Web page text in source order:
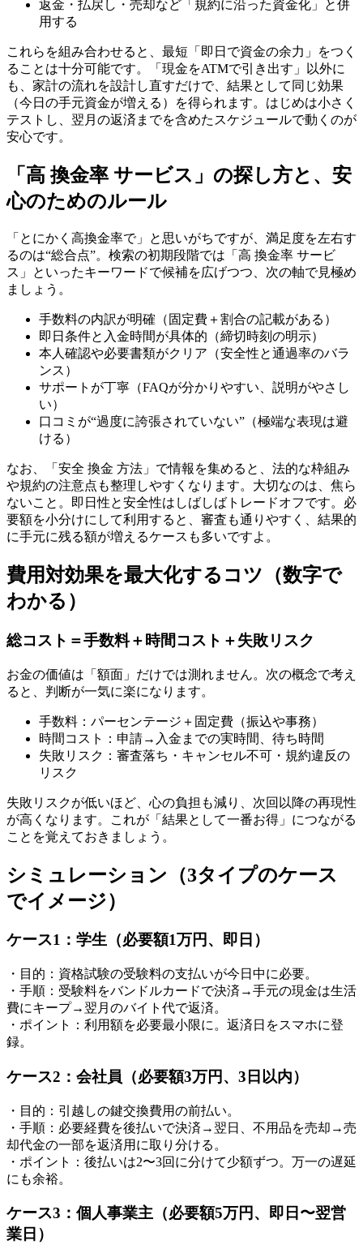
返金・払戻し・売却など「規約に沿った資金化」と併
用する
これらを組み合わせると、最短「即日で資金の余力」をつく
ることは十分可能です。「現金をATMで引き出す」以外に
も、家計の流れを設計し直すだけで、結果として同じ効果
（今日の手元資金が増える）を得られます。はじめは小さく
テストし、翌月の返済までを含めたスケジュールで動くのが
安心です。
「高 換金率 サービス」の探し方と、安
心のためのルール
「とにかく高換金率で」と思いがちですが、満足度を左右す
るのは“総合点”。検索の初期段階では「高 換金率 サービ
ス」といったキーワードで候補を広げつつ、次の軸で見極め
ましょう。
手数料の内訳が明確（固定費＋割合の記載がある）
即日条件と入金時間が具体的（締切時刻の明示）
本人確認や必要書類がクリア（安全性と通過率のバラ
ンス）
サポートが丁寧（FAQが分かりやすい、説明がやさし
い）
口コミが“過度に誇張されていない”（極端な表現は避
ける）
なお、「安全 換金 方法」で情報を集めると、法的な枠組み
や規約の注意点も整理しやすくなります。大切なのは、焦ら
ないこと。即日性と安全性はしばしばトレードオフです。必
要額を小分けにして利用すると、審査も通りやすく、結果的
に手元に残る額が増えるケースも多いですよ。
費用対効果を最大化するコツ（数字で
わかる）
総コスト＝手数料＋時間コスト＋失敗リスク
お金の価値は「額面」だけでは測れません。次の概念で考え
ると、判断が一気に楽になります。
手数料：パーセンテージ＋固定費（振込や事務）
時間コスト：申請→入金までの実時間、待ち時間
失敗リスク：審査落ち・キャンセル不可・規約違反の
リスク
失敗リスクが低いほど、心の負担も減り、次回以降の再現性
が高くなります。これが「結果として一番お得」につながる
ことを覚えておきましょう。
シミュレーション（3タイプのケース
でイメージ）
ケース1：学生（必要額1万円、即日）
・目的：資格試験の受験料の支払いが今日中に必要。
・手順：受験料をバンドルカードで決済→手元の現金は生活
費にキープ→翌月のバイト代で返済。
・ポイント：利用額を必要最小限に。返済日をスマホに登
録。
ケース2：会社員（必要額3万円、3日以内）
・目的：引越しの鍵交換費用の前払い。
・手順：必要経費を後払いで決済→翌日、不用品を売却→売
却代金の一部を返済用に取り分ける。
・ポイント：後払いは2〜3回に分けて少額ずつ。万一の遅延
にも余裕。
ケース3：個人事業主（必要額5万円、即日〜翌営
業日）